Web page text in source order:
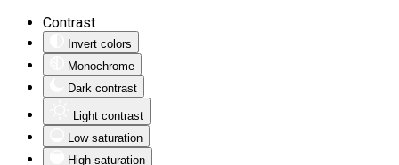
Contrast
Invert colors
Monochrome
Dark contrast
Light contrast
Low saturation
High saturation